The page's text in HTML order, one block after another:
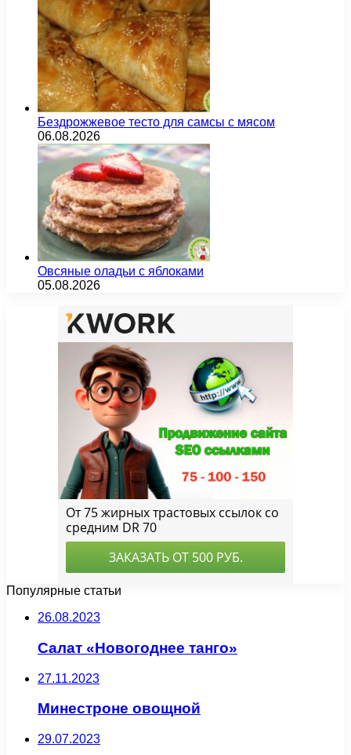
Бездрожжевое тесто для самсы с мясом
06.08.2026
Овсяные оладьи с яблоками
05.08.2026
Популярные статьи
26.08.2023
Салат «Новогоднее танго»
27.11.2023
Минестроне овощной
29.07.2023